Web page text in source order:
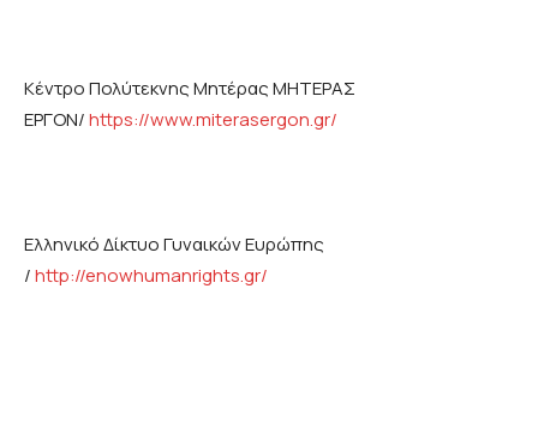
Κέντρο Πολύτεκνης Μητέρας ΜΗΤΕΡΑΣ
ΕΡΓΟΝ/https://www.miterasergon.gr/
Ελληνικό Δίκτυο Γυναικών Ευρώπης
/http://enowhumanrights.gr/